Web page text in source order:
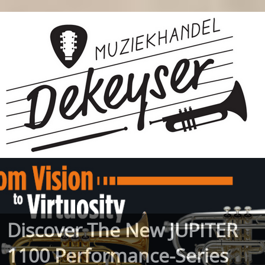
Discover The New JUPITER
1100 Performance-Series